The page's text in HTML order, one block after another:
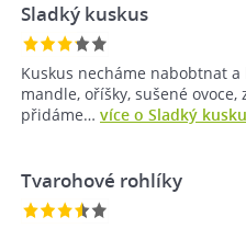
Sladký kuskus
Kuskus necháme nabobtnat
mandle, oříšky, sušené
přidáme… více o Sladký
Tvarohové rohlíky